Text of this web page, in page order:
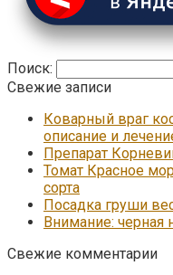
Поиск:
Свежие записи
Коварный враг
описание и
Препарат
Томат Красное
сорта
Посадка груши
Внимание: черная
Свежие комментарии